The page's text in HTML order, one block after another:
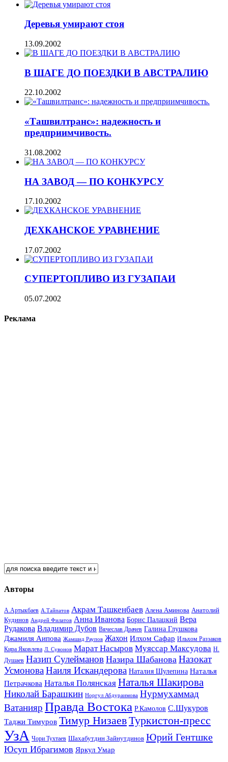
Деревья умирают стоя
13.09.2002
В ШАГЕ ДО ПОЕЗДКИ В АВСТРАЛИЮ
22.10.2002
«Ташвилтранс»: надежность и
предприимчивость.
31.08.2002
НА ЗАВОД — ПО КОНКУРСУ
17.10.2002
ДЕХКАНСКОЕ УРАВНЕНИЕ
17.07.2002
СУПЕРТОПЛИВО ИЗ ГУЗАПАИ
05.07.2002
Реклама
Авторы
А.Артыкбаев А.Тайпатов Акрам Ташкенбаев Алена Аминова Анатолий
Кудинов Андрей Филатов Анна Иванова Борис Палацкий Вера
Рудакова Владимир Дубов Вячеслав Драчев Галина Глушкова
Джамиля Аипова Жамшид Раупов Жахон Илхом Сафар Ильхом Раззаков
Кира Яковлева Л. Сувонов Марат Насыров Муяссар Максудова Н.
Душаев Назип Сулейманов Назира Шабанова Назокат
УсмоноваНаиля Искандерова Наталия Шулепина Наталья
Петрачкова Наталья Полянская Наталья Шакирова
Николай Барашкин Норгул Абдураимова Нурмухаммад
Ватанияр Правда Востока Р.Камолов С.Шукуров
Таджи Тимуров Тимур НизаевТуркистон-пресс
УзА Чори Тухтаев Шахабутдин Зайнутдинов Юрий Гентшке
Юсуп Ибрагимов Яркул Умар